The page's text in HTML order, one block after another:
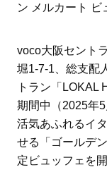
ン メルカート ビ
voco大阪セント
堀1-7-1、総支配
トラン「LOKAL
期間中（2025年
活気あふれるイ
せる「ゴールデ
定ビュッフェを